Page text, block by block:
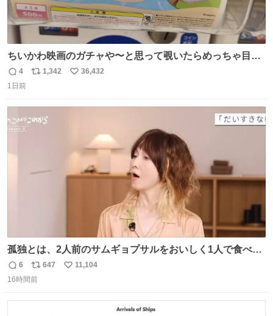
ちいかわ映画のガチャや〜と思って覗いたらめっちゃ目合
って気まずい
返
信
4
リ
ト
1,342
い
36,432
1日前
孤独とは、2人前のサムギョプサルをおいしく1人で食べる
ことである←好きすぎる
返
信
6
リ
ポ
647
い
11,104
16時間前